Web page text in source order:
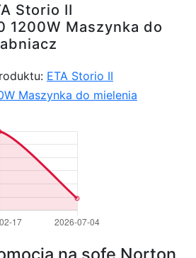
Storio II
1200W Maszynka do
ETA Storio II
Maszynka do mielenia